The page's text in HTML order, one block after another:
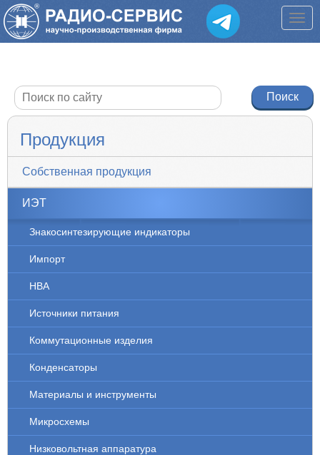
Продукция
Собственная продукция
ИЭТ
Знакосинтезирующие индикаторы
Импорт
НВА
Источники питания
Коммутационные изделия
Конденсаторы
Материалы и инструменты
Микросхемы
Низковольтная аппаратура